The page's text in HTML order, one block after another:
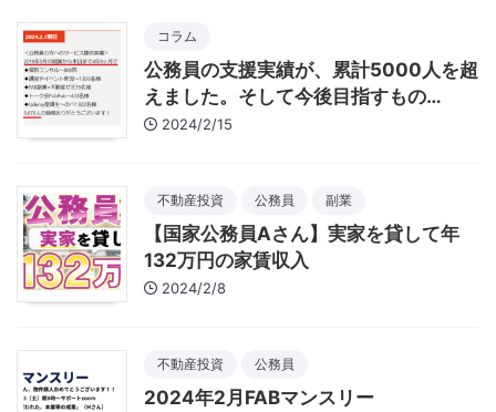
コラム
公務員の支援実績が、累計5000人を超
えました。そして今後目指すもの…
2024/2/15
不動産投資 公務員 副業
【国家公務員Aさん】実家を貸して年
132万円の家賃収入
2024/2/8
不動産投資 公務員
2024年2月FABマンスリー